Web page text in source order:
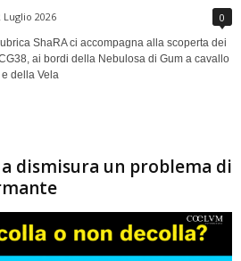
Luglio 2026 0
ShaRA ci accompagna alla scoperta dei
ai bordi della Nebulosa di Gum a cavallo
della Vela
dismisura un problema di